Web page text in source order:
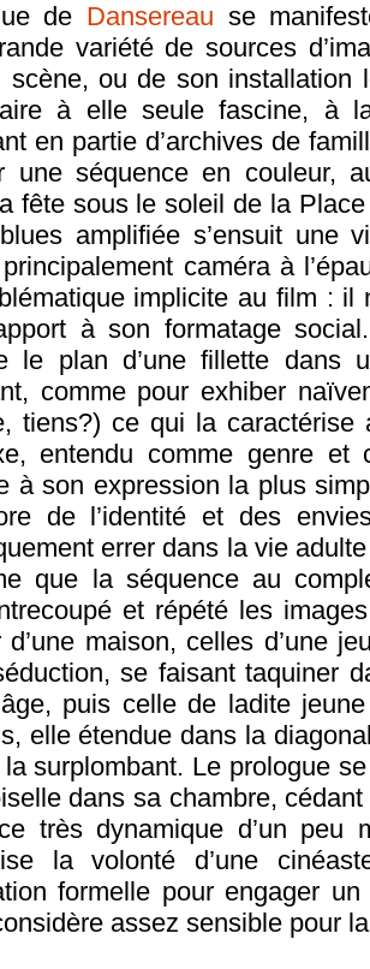
de Dansereau se
variété de sources
scène, ou de son installation
à elle seule fascine, à
en partie d’archives de
une séquence en couleur,
fête sous le soleil de la
amplifiée s’ensuit une
caméra à
implicite au film : il
à son formatage
le plan d’une fillette dans
comme pour exhiber
tiens?) ce qui la
entendu comme genre et
à son expression la plus
de l’identité et des
errer dans la vie
que la séquence au
et répété les
d’une maison, celles d’une
se faisant taquiner
puis celle de ladite
elle étendue dans la
surplombant. Le prologue
dans sa chambre,
très dynamique d’un peu
la volonté d’une
formelle pour engager
assez sensible pour